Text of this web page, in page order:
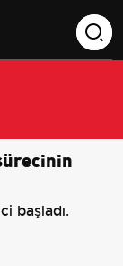
başladı.